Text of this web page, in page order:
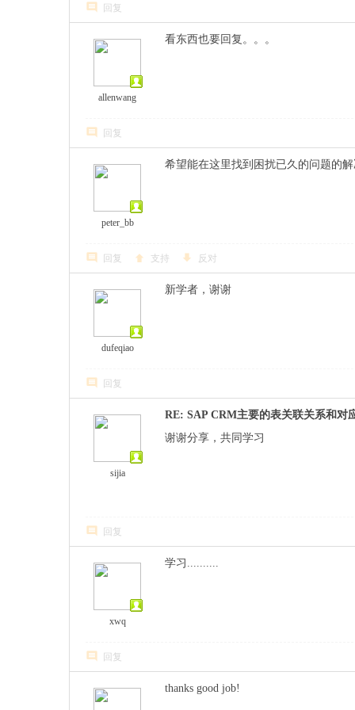
回复
allenwang
看东西也要回复。。。
回复
peter_bb
希望能在这里找到困扰已久的问题的
回复 支持 反对
dufeqiao
新学者，谢谢
回复
sijia
RE: SAP CRM主要的表关联关系和对
谢谢分享，共同学习
回复
xwq
学习..........
回复
thanks good job!